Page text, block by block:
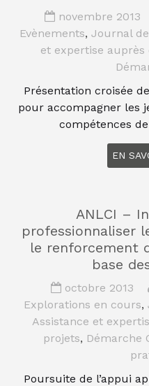
novembre 2013
Evènements, Journal
et expertise
Présentation croisée
pour accompagner les
compétences
EN
ANLCI –
professionnaliser
le renforcement
base
octobre 2013
Explorations en cours,
Assistance et
projets, Démarche
Poursuite de l’appui